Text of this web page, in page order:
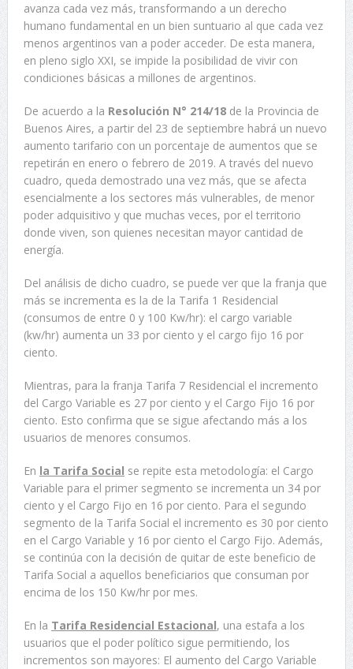
avanza cada vez más, transformando a un derecho
humano fundamental en un bien suntuario al que cada vez
menos argentinos van a poder acceder. De esta manera,
en pleno siglo XXI, se impide la posibilidad de vivir con
condiciones básicas a millones de argentinos.
De acuerdo a la Resolución N° 214/18de la Provincia de
Buenos Aires, a partir del 23 de septiembre habrá un nuevo
aumento tarifario con un porcentaje de aumentos que se
repetirán en enero o febrero de 2019. A través del nuevo
cuadro, queda demostrado una vez más, que se afecta
esencialmente a los sectores más vulnerables, de menor
poder adquisitivo y que muchas veces, por el territorio
donde viven, son quienes necesitan mayor cantidad de
energía.
Del análisis de dicho cuadro, se puede ver que la franja que
más se incrementa es la de la Tarifa 1 Residencial
(consumos de entre 0 y 100 Kw/hr): el cargo variable
(kw/hr) aumenta un 33 por ciento y el cargo fijo 16 por
ciento.
Mientras, para la franja Tarifa 7 Residencial el incremento
del Cargo Variable es 27 por ciento y el Cargo Fijo 16 por
ciento. Esto confirma que se sigue afectando más a los
usuarios de menores consumos.
En la Tarifa Social se repite esta metodología: el Cargo
Variable para el primer segmento se incrementa un 34 por
ciento y el Cargo Fijo en 16 por ciento. Para el segundo
segmento de la Tarifa Social el incremento es 30 por ciento
en el Cargo Variable y 16 por ciento el Cargo Fijo. Además,
se continúa con la decisión de quitar de este beneficio de
Tarifa Social a aquellos beneficiarios que consuman por
encima de los 150 Kw/hr por mes.
En la Tarifa Residencial Estacional, una estafa a los
usuarios que el poder político sigue permitiendo, los
incrementos son mayores: El aumento del Cargo Variable